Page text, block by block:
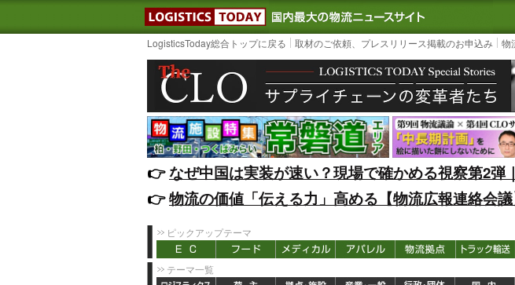
LOGISTICS TODAY｜国内最大の物流ニュ
LogisticsToday総合トップに戻る 取材のご依頼、プレスリリース掲載のお申込み 物
👉️なぜ中国は実装が速い？現場で確かめる視察第2弾
👉️物流の価値「伝える力」高める【物流広報連絡会
ピックアップテーマ
テーマ一覧